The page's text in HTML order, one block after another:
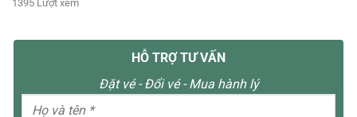
1395 Lượt xem
HỖ TRỢ TƯ VẤN
Đặt vé - Đổi vé - Mua hành lý